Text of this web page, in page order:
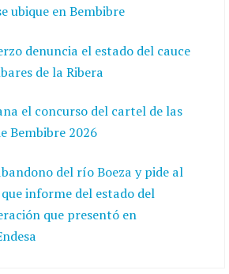
ubique en Bembibre
denuncia el estado del cauce
de la Ribera
el concurso del cartel de las
Bembibre 2026
del río Boeza y pide al
informe del estado del
que presentó en